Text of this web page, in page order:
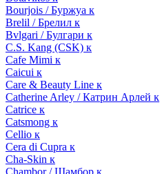
Bourjois / Буржуа к
Brelil / Брелил к
Bvlgari / Булгари к
C.S. Kang (CSK) к
Cafe Mimi к
Caicui к
Care & Beauty Line к
Catherine Arley / Катрин Арлей к
Catrice к
Catsmong к
Cellio к
Cera di Cupra к
Cha-Skin к